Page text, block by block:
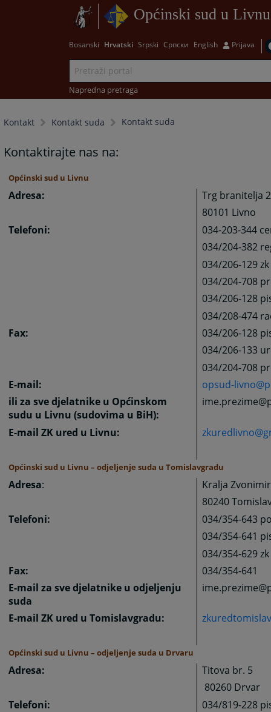
Općinski sud u Livnu
Bosanski Hrvatski Srpski Српски English Prijava
Napredna pretraga
Kontakt Kontakt suda Kontakt suda
Kontaktirajte nas na:
Općinski sud u Livnu
Adresa:
Trg branitelja 2
80101 Livno
Telefoni:
034-203-344
034/204-382
034/206-129
034/204-708
034/206-128
034/208-474
Fax:
034/206-128
034/206-133
034/204-708
E-mail:
opsud-
ili za sve djelatnike u Općinskom
sudu u Livnu (sudovima u BiH):
E-mail ZK ured u Livnu:
Općinski sud u Livnu – odjeljenje suda u Tomislavgradu
Adresa:
Kralja
80240
Telefoni:
034/354-643
034/354-641
034/354-629
Fax:
034/354-641
E-mail za sve djelatnike u odjeljenju
suda
E-mail ZK ured u Tomislavgradu:
Općinski sud u Livnu – odjeljenje suda u Drvaru
Adresa:
Titova br. 5
80260 Drvar
Telefoni:
034/819-228